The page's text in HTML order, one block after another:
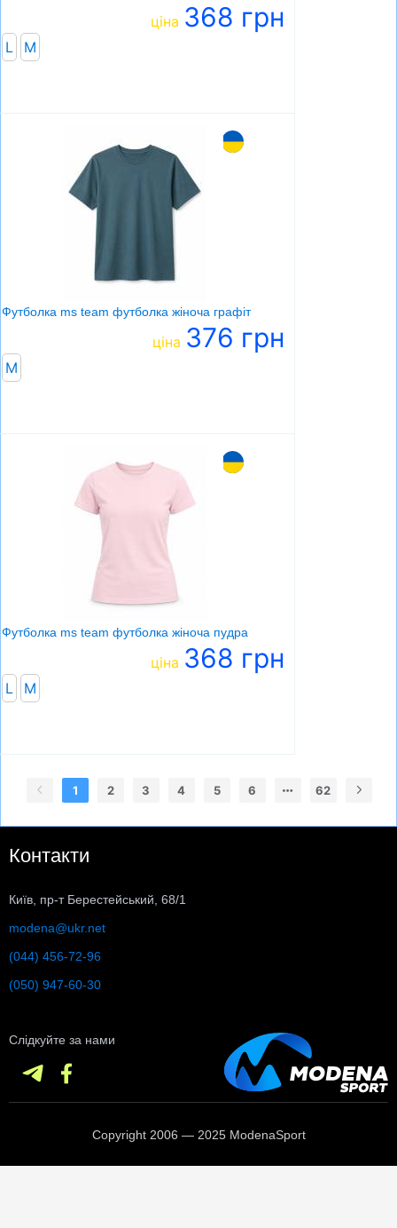
ціна 368 грн
L M
Футболка ms team футболка жіноча графіт
ціна 376 грн
M
Футболка ms team футболка жіноча пудра
ціна 368 грн
L M
1 2 3 4 5 6 62
Контакти
Київ, пр-т Берестейський, 68/1
modena@ukr.net
(044) 456-72-96
(050) 947-60-30
Слідкуйте за нами
Copyright 2006 — 2025 ModenaSport